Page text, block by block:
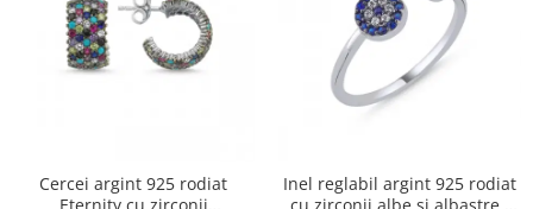
Cercei argint 925 rodiat
Inel reglabil argint 925 rodiat